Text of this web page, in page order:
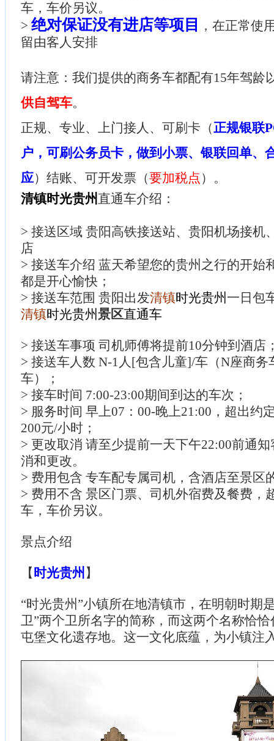
车，车价另议。
> 绝对保证没有进店等项目
，在正常使
留由客人安排
请注意：我们提供的商务车都配有15年驾龄
供自驾车。
正规、专业、上门接人、可刷卡（正规银联
户，可刷公务员卡，做到小票、银联回单、
应）结账、可开发票（要加税点 ）。
清镇时光贵州 直通车介绍：
> 接送区域 贵阳高铁接送站、贵阳机场接机
店
> 接送车介绍 蓝天希望您的贵州之行的开始
都是开心愉快；
> 接送车范围 贵阳出发清镇时光贵州 一日包
清镇时光贵州景区直通车
> 接送车事项 司机师傅将提前10分钟到酒店
> 接送车人数 N-1人[包含儿童]/车（N座商务
车）；
> 接车时间 7:00-23:00期间到达的车次；
> 服务时间 早上07：00-晚上21:00，超出约
200元/小时；
> 更改取消 请至少提前一天下午22:00前通
消和更改。
> 费用包含 专车配专属司机，含酒店至景区
> 费用不含 景区门票、司机外宿费及餐费，
车，车价另议。
景点介绍
【时光贵州 】
“时光贵州”小镇所在地清镇市，在明朝时期
卫”两个卫所名字的简称，而这两个名称恰
屯堡文化遗存地。这一文化底蕴，为小镇注